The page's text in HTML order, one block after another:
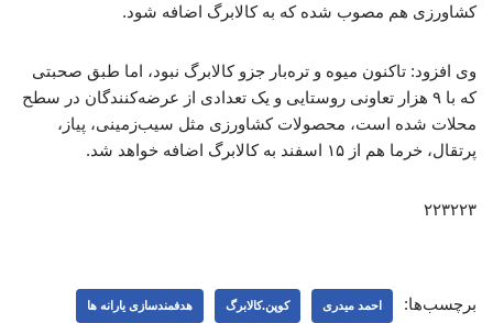
کشاورزی هم مصوب شده که به کالابرگ اضافه شود.
وی افزود: تاکنون میوه و تره‌بار جزو کالابرگ نبود، اما طبق صحبتی
که با ۹ هزار تعاونی روستایی و یک تعدادی از عرضه‌کنندگان در سطح
محلات شده است، محصولات کشاورزی مثل سیب‌زمینی، پیاز،
پرتقال، خرما هم از ۱۵ اسفند به کالابرگ اضافه خواهد شد.
۲۲۳۲۲۳
برچسب‌ها: احمد میدری کوپن.کالابرگ هدفمندسازی یارانه ​‌ها